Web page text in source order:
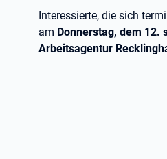
Interessierte, die sich
am Donnerstag, dem 12.
Arbeitsagentur